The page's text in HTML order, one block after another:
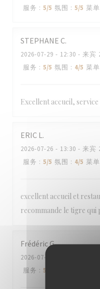
服务 : 5/5 氛围 : 5/5 菜单
STEPHANE C
2026-07-29 - 12:30 - 来宾
服务 : 5/5 氛围 : 4/5 菜单
Excellent accueil,
ERIC L
2026-07-26 - 13:30 - 来宾
服务 : 5/5 氛围 : 4/5 菜单
excellent accueil et
recommande le tigre
FrédéricG
2026-07-25
服务 : 5